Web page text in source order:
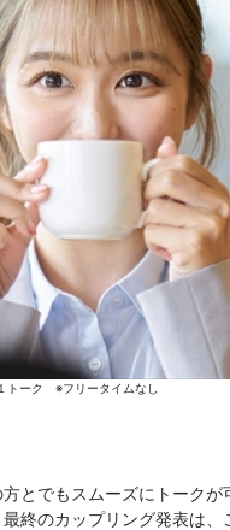
トーク ※フリータイムなし
とでもスムーズにトークが
終のカップリング発表は、